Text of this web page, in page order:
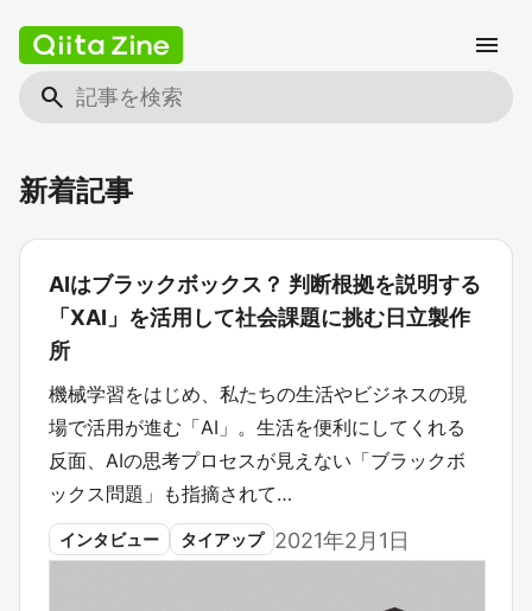
search
menu
新着記事
AIはブラックボックス？ 判断根拠を説明する
「XAI」を活用して社会課題に挑む日立製作
所
機械学習をはじめ、私たちの生活やビジネスの現
場で活用が進む「AI」。生活を便利にしてくれる
反面、AIの思考プロセスが見えない「ブラックボ
ックス問題」も指摘されて…
インタビュー タイアップ 2021年2月1日